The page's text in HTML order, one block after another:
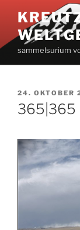
Inhalt
springen
sammelsurium
AM
24. OKTOBER
365|365